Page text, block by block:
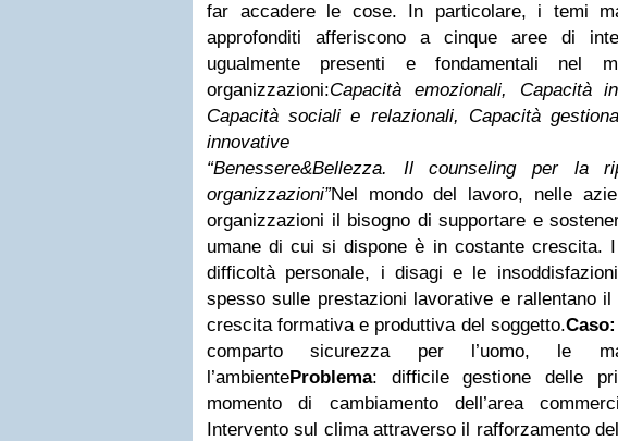
far accadere le cose. In particolare, i temi
approfonditi afferiscono a cinque aree di
ugualmente presenti e fondamentali nel
organizzazioni:Capacità emozionali, Capacità
Capacità sociali e relazionali, Capacità
innovative
“Benessere&Bellezza. Il counseling per la
organizzazioni”Nel mondo del lavoro, nelle
organizzazioni il bisogno di supportare e
umane di cui si dispone è in costante crescita.
difficoltà personale, i disagi e le
spesso sulle prestazioni lavorative e rallentano il
crescita formativa e produttiva del soggetto.Caso:
comparto sicurezza per l’uomo, le
l’ambienteProblema: difficile gestione delle
momento di cambiamento dell’area
Intervento sul clima attraverso il rafforzamento